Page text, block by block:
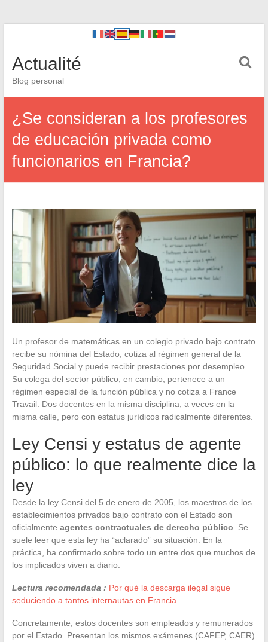
Actualité
Blog personal
¿Se consideran a los profesores
de educación privada como
funcionarios en Francia?
Un profesor de matemáticas en un colegio privado bajo contrato
recibe su nómina del Estado, cotiza al régimen general de la
Seguridad Social y puede recibir prestaciones por desempleo.
Su colega del sector público, en cambio, pertenece a un
régimen especial de la función pública y no cotiza a France
Travail. Dos docentes en la misma disciplina, a veces en la
misma calle, pero con estatus jurídicos radicalmente diferentes.
Ley Censi y estatus de agente
público: lo que realmente dice la
ley
Desde la ley Censi del 5 de enero de 2005, los maestros de los
establecimientos privados bajo contrato con el Estado son
oficialmente agentes contractuales de derecho público . Se
suele leer que esta ley ha “aclarado” su situación. En la
práctica, ha confirmado sobre todo un entre dos que muchos de
los implicados viven a diario.
Lectura recomendada : Por qué la descarga ilegal sigue
seduciendo a tantos internautas en Francia
Concretamente, estos docentes son empleados y remunerados
por el Estado. Presentan los mismos exámenes (CAFEP, CAER)